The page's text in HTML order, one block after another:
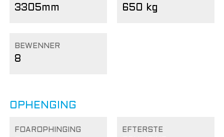
3305mm 650 kg
BEWENNER
8
OPHENGING
FOAROPHINGING
EFTERSTE